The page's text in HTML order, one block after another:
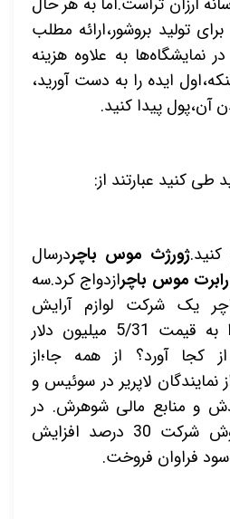
تولید بروشور،ارائه مطلب
به علاوه هزینه
ایده را به دست آورید،
آن،پول پیدا کنید.
طی کنید عبارتند از:
کنید.ژورژث موس باچردرسال
رابرت موس باچرازدواج کرد.سه
یک شرکت لوازم آرایش
را به قیمت 5/31 میلیون دلار
کجا آورد؟ از همه جا؛از
لاپریر در سوئیس و
و منابع مالی شوهرش. در
سال اول مدیریت او،فروش شرکت 30 درصد افزایش
فراوان فروخت.